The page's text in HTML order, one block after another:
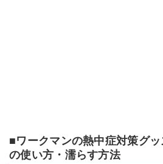
■ワークマンの熱中症対策グッ
の使い方・濡らす方法